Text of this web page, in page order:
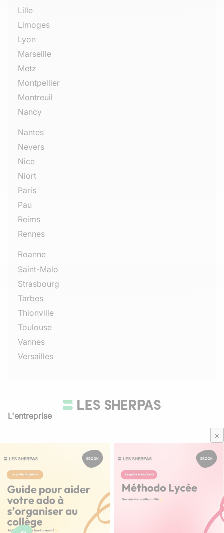
×
Lille
Limoges
Lyon
Marseille
Metz
Montpellier
Montreuil
Nancy
Nantes
Nevers
Nice
Niort
Paris
Pau
Reims
Rennes
Roanne
Saint-Malo
Strasbourg
Tarbes
Thionville
Toulouse
Vannes
Versailles
L'entreprise
Média Parents
Mentions légales
Besoin d'aide ?
Contactez-nous